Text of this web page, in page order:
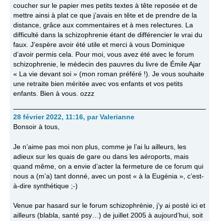
coucher sur le papier mes petits textes à tête reposée et de
mettre ainsi à plat ce que j’avais en tête et de prendre de la
distance, grâce aux commentaires et à mes relectures. La
difficulté dans la schizophrenie étant de différencier le vrai du
faux. J’espère avoir été utile et merci à vous Dominique
d’avoir permis cela. Pour moi, vous avez été avec le forum
schizophrenie, le médecin des pauvres du livre de Émile Ajar
« La vie devant soi » (mon roman préféré !). Je vous souhaite
une retraite bien méritée avec vos enfants et vos petits
enfants. Bien à vous. ozzz
28 février 2022, 11:16, par Valerianne
Bonsoir à tous,
Je n’aime pas moi non plus, comme je l’ai lu ailleurs, les
adieux sur les quais de gare ou dans les aéroports, mais
quand même, on a envie d’acter la fermeture de ce forum qui
nous a (m’a) tant donné, avec un post « à la Eugénia », c’est-
à-dire synthétique ;-)
Venue par hasard sur le forum schizophrénie, j’y ai posté ici et
ailleurs (blabla, santé psy…) de juillet 2005 à aujourd’hui, soit